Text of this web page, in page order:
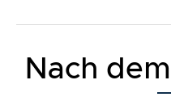
Nach